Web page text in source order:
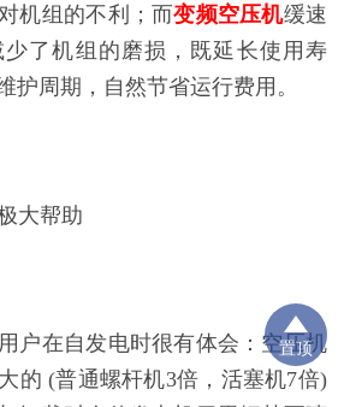
机组的不利；而变频空压机缓速
了机组的磨损，既延长使用寿
护周期，自然节省运行费用。
大帮助
户在自发电时很有体会：空压机
的 (普通螺杆机3倍，活塞机7倍)
置顶